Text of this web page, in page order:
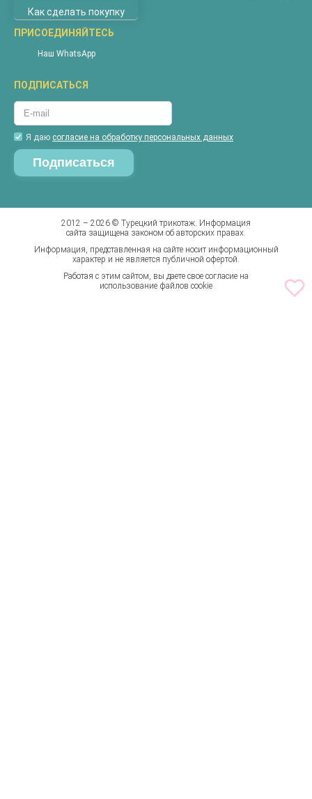
Джемперы
Жилеты
Комбинезоны
Майки
Пижамы
Футболки
Халаты
Шорты
Бренды
Оплата
Покупателям
Наши магазины
Акции
Контакты
Гарантия
Вопросы и ответы
Таблица размеров соответствия
Как сделать покупку
ПРИСОЕДИНЯЙТЕСЬ
Наш WhatsApp
ПОДПИСАТЬСЯ
Я даю согласие на обработку персональных данных
2012 – 2026 © Турецкий трикотаж. Информация
сайта защищена законом об авторских правах.
Информация, представленная на сайте носит информационный
характер и не является публичной офертой.
Работая с этим сайтом, вы даете свое согласие на
использование файлов cookie